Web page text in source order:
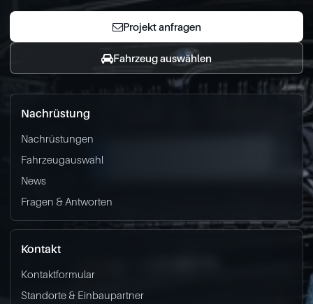
Projekt anfragen
Fahrzeug auswählen
Nachrüstung
Nachrüstungen
Fahrzeugauswahl
News
Fragen & Antworten
Kontakt
Kontaktformular
Standorte & Einbaupartner